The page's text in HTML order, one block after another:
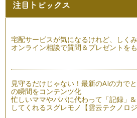
ひと手間かけて。もっと！もっと美味
朝晩だけじゃなく、日中に吹く風にも
冷蔵庫に入れる野菜と、入れない野菜
お店の野菜売り場のディスプレイは
「食べることは、つながること。つな
ぶ食べること。
9月に入り、日に日に夏から秋へと季
た。 気温や景色の変化だけ…
宅配サービスが気になるけれど、しく
オンライン相談で質問＆プレゼントを
見守るだけじゃない！最新のAIの力で
の瞬間をコンテンツ化
忙しいママやパパに代わって「記録」&
してくれるスグレモノ【雲云テクノロジ